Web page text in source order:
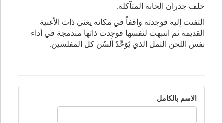
خلف جدران الحانة المتآكلة.
التفتت إليه فوجدته واقفاً في مكانه يغني ذات الأغنية
القديمة ثم انتبهت لنفسها فوجدت ذاتها مندمجة في أداء
نفس اللحن الثمل الذي يُوَحِّدُ أَلسُن كل المفلسين.
الاسم بالكامل